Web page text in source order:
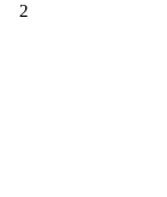
2